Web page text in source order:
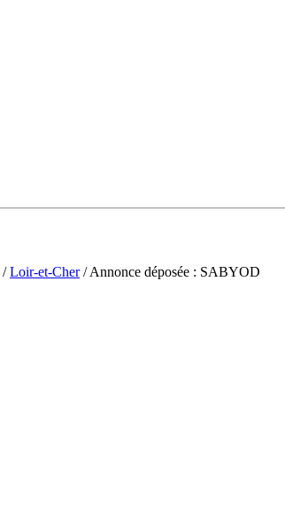
/Loir-et-Cher/ Annonce déposée : SABYOD